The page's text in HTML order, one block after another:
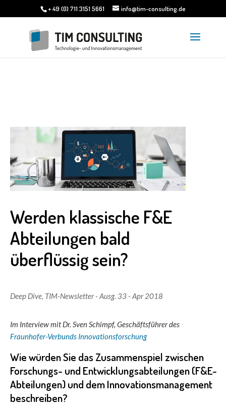
+ 49 (0) 711 3151 5661 info@tim-consulting.de
Werden klassische F&E
Abteilungen bald
überflüssig sein?
Deep Dive, TIM-Newsletter - Ausg. 33 - Apr 2018
Im Interview mitDr. Sven Schimpf, Geschäftsführer des
Fraunhofer-Verbunds Innovationsforschung
Wie würden Sie das Zusammenspiel zwischen
Forschungs- und Entwicklungsabteilungen (F&E-
Abteilungen) und dem Innovationsmanagement
beschreiben?